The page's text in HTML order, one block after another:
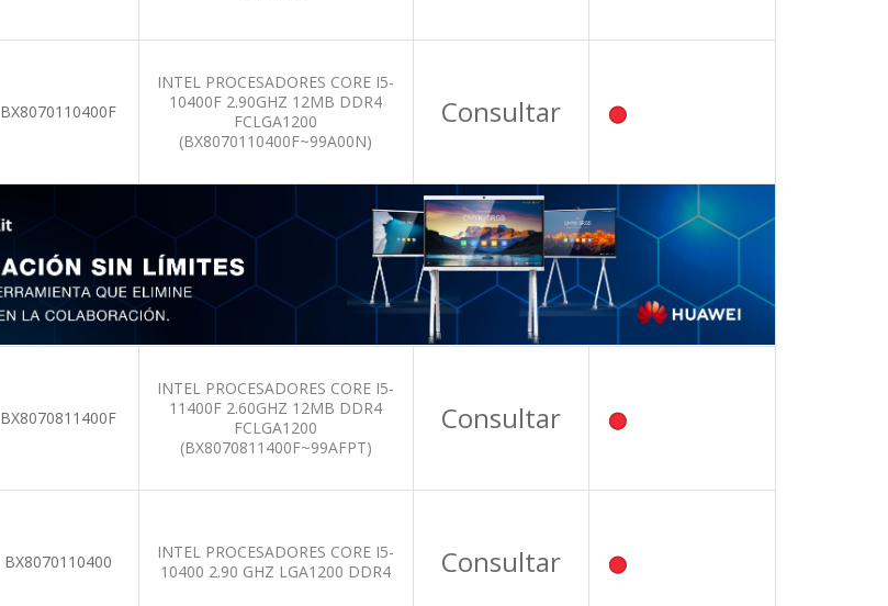
BX8070110400F
INTEL PROCESADORES CORE I5-
10400F 2.90GHZ 12MB DDR4
FCLGA1200
(BX8070110400F~99A00N)
Consultar
BX8070811400F
INTEL PROCESADORES CORE I5-
11400F 2.60GHZ 12MB DDR4
FCLGA1200
(BX8070811400F~99AFPT)
Consultar
BX8070110400
INTEL PROCESADORES CORE I5-
10400 2.90 GHZ LGA1200 DDR4
Consultar